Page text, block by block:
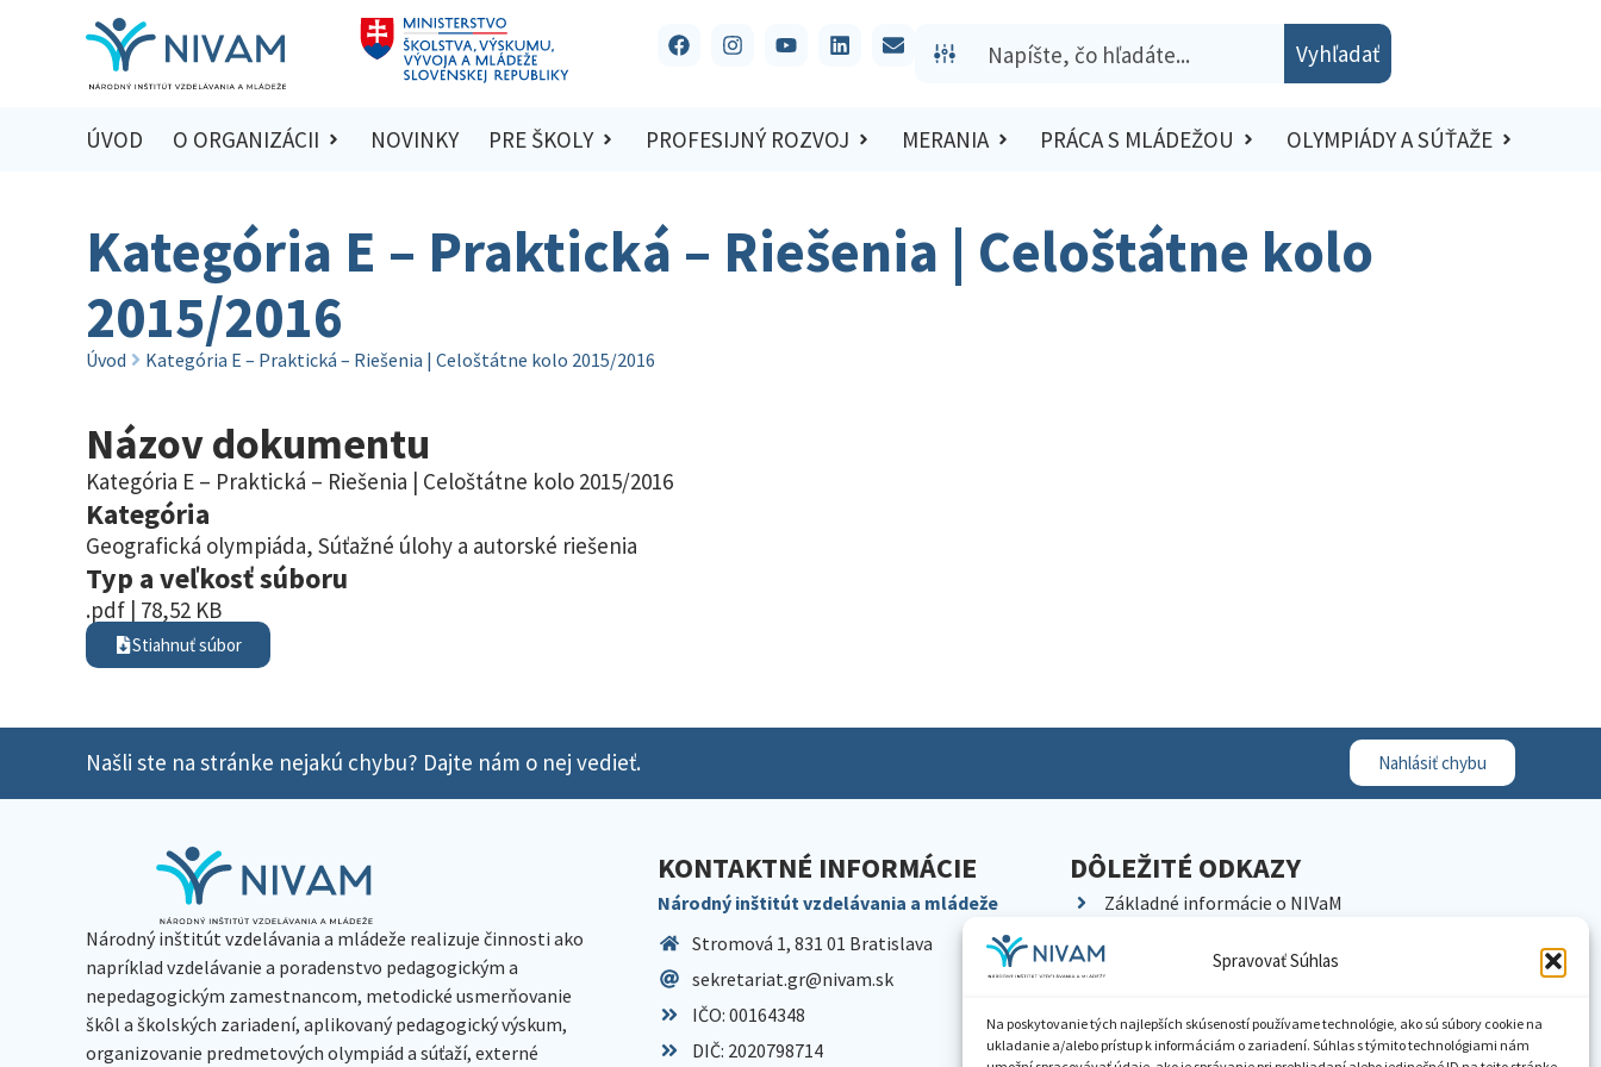
Spravovať Súhlas
Na poskytovanie tých najlepších skúseností používame technológie, ako sú súbory cookie na
ukladanie a/alebo prístup k informáciám o zariadení. Súhlas s týmito technológiami nám
Vyhľadať
ÚVOD O ORGANIZÁCII NOVINKY PRE ŠKOLY PROFESIJNÝ ROZVOJ MERANIA PRÁCA S MLÁDEŽOU OLYMPIÁDY A SÚŤAŽE
Kategória E – Praktická – Riešenia | Celoštátne kolo
2015/2016
Úvod Kategória E – Praktická – Riešenia | Celoštátne kolo 2015/2016
Názov dokumentu
Kategória E – Praktická – Riešenia | Celoštátne kolo 2015/2016
Kategória
Geografická olympiáda, Súťažné úlohy a autorské riešenia
Typ a veľkosť súboru
.pdf | 78,52 KB
Stiahnuť súbor
Našli ste na stránke nejakú chybu? Dajte nám o nej vedieť. Nahlásiť chybu
Národný inštitút vzdelávania a mládeže realizuje činnosti ako
napríklad vzdelávanie a poradenstvo pedagogickým a
nepedagogickým zamestnancom, metodické usmerňovanie
škôl a školských zariadení, aplikovaný pedagogický výskum,
organizovanie predmetových olympiád a súťaží, externé
KONTAKTNÉ INFORMÁCIE
Národný inštitút vzdelávania a mládeže
Stromová 1, 831 01 Bratislava
sekretariat.gr@nivam.sk
IČO: 00164348
DIČ: 2020798714
DÔLEŽITÉ ODKAZY
Základné informácie o NIVaM
Kariéra
Pracoviská NIVaM